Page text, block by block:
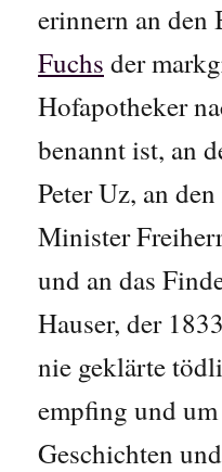
erinnern an den
Fuchs der
Hofapotheker
benannt ist, an
Peter Uz, an
Minister
und an das
Hauser, der
nie geklärte
empfing und
Geschichten